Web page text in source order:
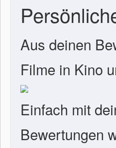
Aus deinen
Filme in Kino
Einfach mit
Bewertungen